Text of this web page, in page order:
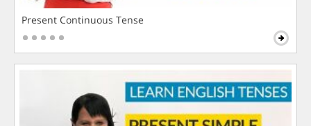
Present Continuous Tense